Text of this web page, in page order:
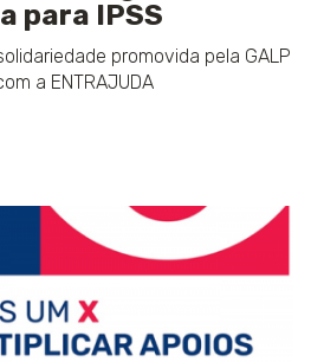
para IPSS
promovida pela GALP
a ENTRAJUDA